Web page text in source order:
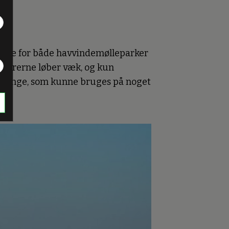
for både havvindemølleparker
løber væk, og kun
som kunne bruges på noget